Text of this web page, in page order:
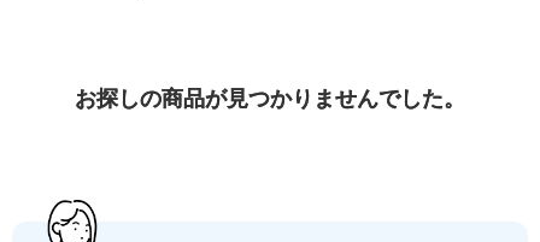
お探しの商品が見つかりませんでした。